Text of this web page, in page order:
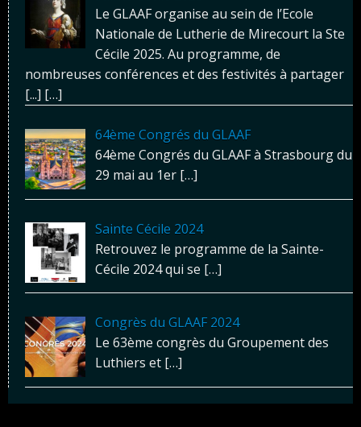
Le GLAAF organise au sein de l’Ecole
Nationale de Lutherie de Mirecourt la Ste
Cécile 2025. Au programme, de
nombreuses conférences et des festivités à partager
[...] […]
64ème Congrés du GLAAF
64ème Congrés du GLAAF à Strasbourg du
29 mai au 1er […]
Sainte Cécile 2024
Retrouvez le programme de la Sainte-
Cécile 2024 qui se […]
Congrès du GLAAF 2024
Le 63ème congrès du Groupement des
Luthiers et […]